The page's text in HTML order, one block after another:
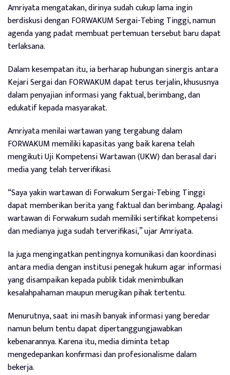
Amriyata mengatakan, dirinya sudah cukup lama ingin
berdiskusi dengan FORWAKUM Sergai-Tebing Tinggi, namun
agenda yang padat membuat pertemuan tersebut baru dapat
terlaksana.
Dalam kesempatan itu, ia berharap hubungan sinergis antara
Kejari Sergai dan FORWAKUM dapat terus terjalin, khususnya
dalam penyajian informasi yang faktual, berimbang, dan
edukatif kepada masyarakat.
Amriyata menilai wartawan yang tergabung dalam
FORWAKUM memiliki kapasitas yang baik karena telah
mengikuti Uji Kompetensi Wartawan (UKW) dan berasal dari
media yang telah terverifikasi.
“Saya yakin wartawan di Forwakum Sergai-Tebing Tinggi
dapat memberikan berita yang faktual dan berimbang. Apalagi
wartawan di Forwakum sudah memiliki sertifikat kompetensi
dan medianya juga sudah terverifikasi,” ujar Amriyata.
Ia juga mengingatkan pentingnya komunikasi dan koordinasi
antara media dengan institusi penegak hukum agar informasi
yang disampaikan kepada publik tidak menimbulkan
kesalahpahaman maupun merugikan pihak tertentu.
Menurutnya, saat ini masih banyak informasi yang beredar
namun belum tentu dapat dipertanggungjawabkan
kebenarannya. Karena itu, media diminta tetap
mengedepankan konfirmasi dan profesionalisme dalam
bekerja.